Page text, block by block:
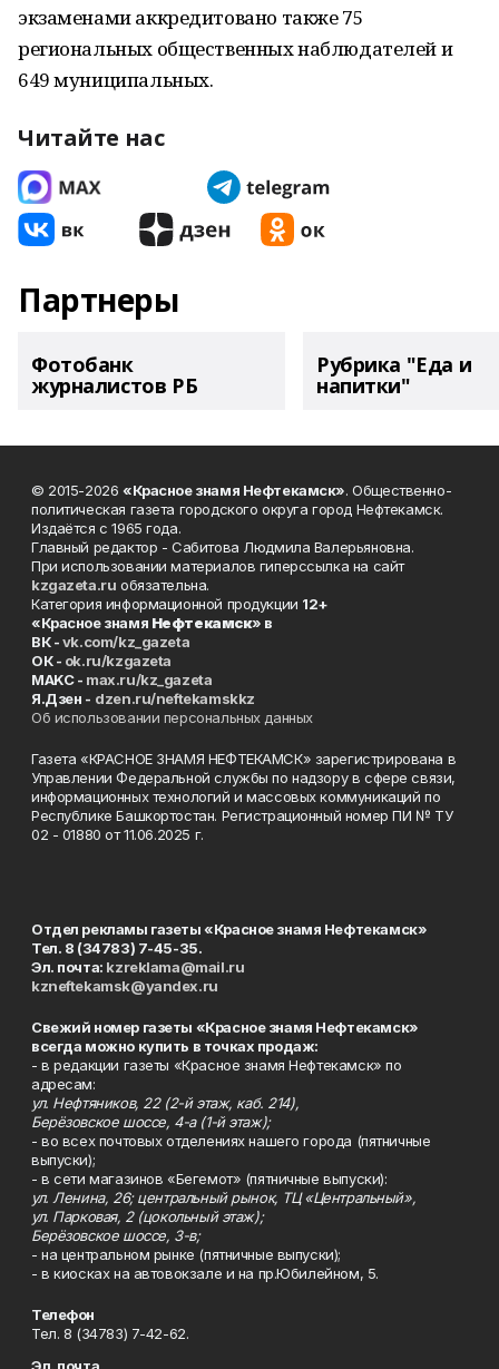
экзаменами аккредитовано также 75
региональных общественных наблюдателей и
649 муниципальных.
Читайте нас
Партнеры
Фотобанк
журналистов РБ
Рубрика "Еда и
напитки"
© 2015-2026 «Красное знамя Нефтекамск». Общественно-
политическая газета городского округа город Нефтекамск.
Издаётся с 1965 года.
Главный редактор - Сабитова Людмила Валерьяновна.
При использовании материалов гиперссылка на сайт
kzgazeta.ru обязательна.
Категория информационной продукции 12+
«Красное знамя Нефтекамск» в
ВК -vk.com/kz_gazeta
ОК - ok.ru/kzgazeta
MAKC - max.ru/kz_gazeta
Я.Дзен - dzen.ru/neftekamskkz
Об использовании персональных данных
Газета «КРАСНОЕ ЗНАМЯ НЕФТЕКАМСК» зарегистрирована в
Управлении Федеральной службы по надзору в сфере связи,
информационных технологий и массовых коммуникаций по
Республике Башкортостан. Регистрационный номер ПИ № ТУ
02 - 01880 от 11.06.2025 г.
Отдел рекламы газеты «Красное знамя Нефтекамск»
Тел. 8 (34783) 7-45-35.
Эл. почта: kzreklama@mail.ru
kzneftekamsk@yandex.ru
Свежий номер газеты «Красное знамя Нефтекамск»
всегда можно купить в точках продаж:
- в редакции газеты «Красное знамя Нефтекамск» по
адресам:
ул. Нефтяников, 22 (2-й этаж, каб. 214),
Берёзовское шоссе, 4-а (1-й этаж);
- во всех почтовых отделениях нашего города (пятничные
выпуски);
- в сети магазинов «Бегемот» (пятничные выпуски):
ул. Ленина, 26; центральный рынок, ТЦ «Центральный»,
ул. Парковая, 2 (цокольный этаж);
Берёзовское шоссе, 3-в;
- на центральном рынке (пятничные выпуски);
- в киосках на автовокзале и на пр.Юбилейном, 5.
Телефон
Тел. 8 (34783) 7-42-62.